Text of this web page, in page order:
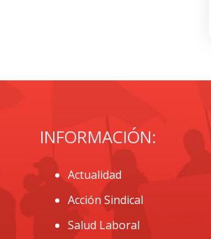
INFORMACIÓN:
Actualidad
Acción Sindical
Salud Laboral